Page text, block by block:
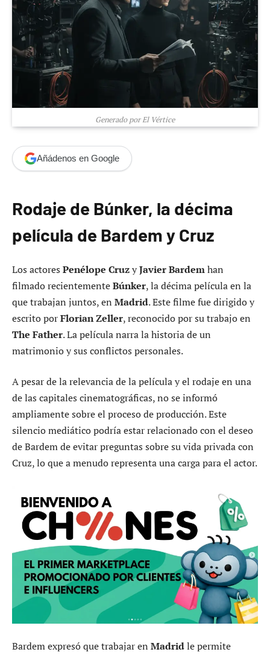
Generado por El Vértice
Añádenos en Google
Rodaje de Búnker, la décima
película de Bardem y Cruz
Los actores Penélope CruzyJavier Bardemhan
filmado recientementeBúnker, la décima película en la
que trabajan juntos, en Madrid. Este filme fue dirigido y
escrito porFlorian Zeller, reconocido por su trabajo en
The Father. La película narra la historia de un
matrimonio y sus conflictos personales.
A pesar de la relevancia de la película y el rodaje en una
de las capitales cinematográficas, no se informó
ampliamente sobre el proceso de producción. Este
silencio mediático podría estar relacionado con el deseo
de Bardem de evitar preguntas sobre su vida privada con
Cruz, lo que a menudo representa una carga para el actor.
Bardem expresó que trabajar en Madridle permite